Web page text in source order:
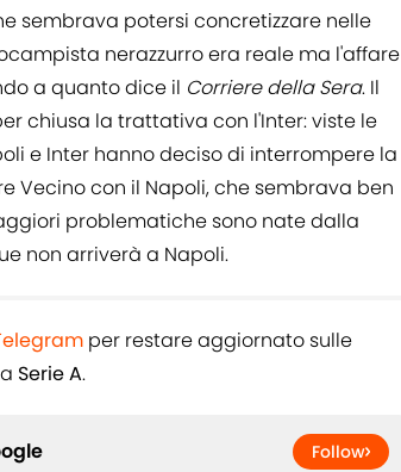
sembrava potersi concretizzare nelle
nerazzurro era reale ma l'affare
a quanto dice il Corriere della Sera. Il
chiusa la trattativa con l'Inter: viste le
e Inter hanno deciso di interrompere la
Vecino con il Napoli, che sembrava ben
problematiche sono nate dalla
non arriverà a Napoli.
per restare aggiornato sulle
Serie A.
Follow